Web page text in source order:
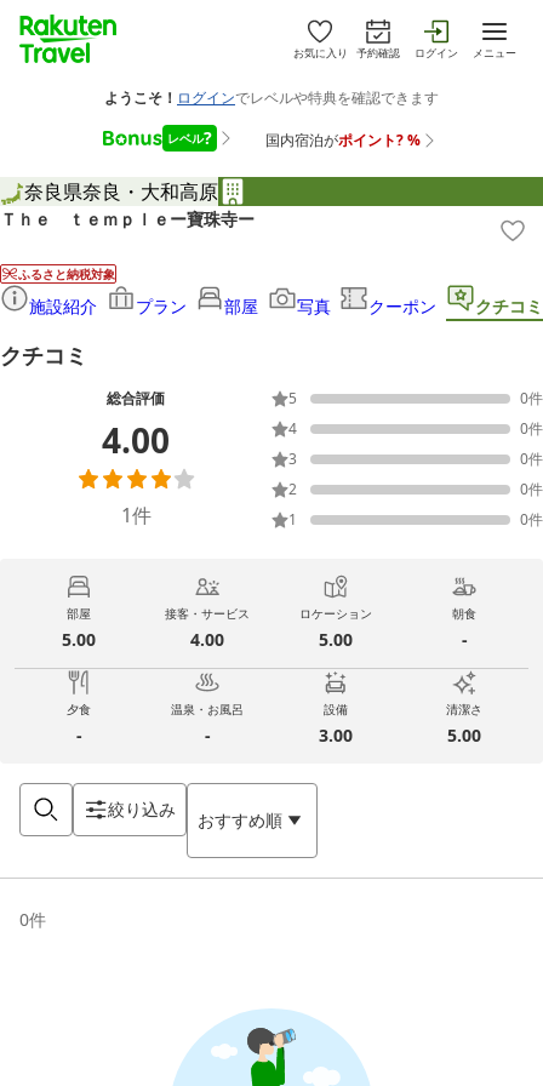
お気に入り 予約確認 ログイン メニュー
奈良県奈良・大和高原
Ｔｈｅ ｔｅｍｐｌｅー寶珠寺ー
ふるさと納税対象
施設紹介 プラン 部屋 写真 クーポン クチコミ
クチコミ
総合評価
4.00
1件
5 0件
4
0件
3
0件
2
0件
1
0件
部屋
5.00
接客・サービス
4.00
ロケーション
5.00
朝食
-
夕食
-
温泉・お風呂
-
設備
3.00
清潔さ
5.00
絞り込み おすすめ順
0件